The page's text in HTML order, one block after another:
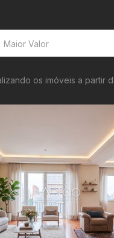
Maior Valor
Maior Valor
Menor Área
os imóveis a partir